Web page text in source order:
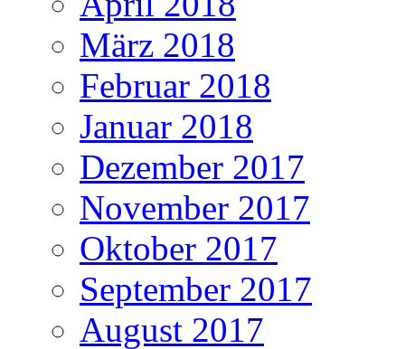
März 2018
Februar 2018
Januar 2018
Dezember 2017
November 2017
Oktober 2017
September 2017
August 2017